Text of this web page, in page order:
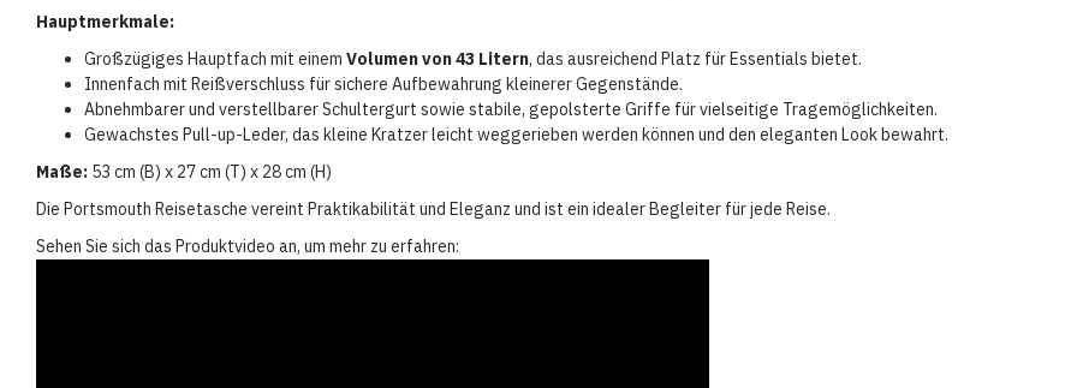
Hauptmerkmale:
Großzügiges Hauptfach mit einem Volumen von 43 Litern, das ausreichend Platz für Essentials bietet.
Innenfach mit Reißverschluss für sichere Aufbewahrung kleinerer Gegenstände.
Abnehmbarer und verstellbarer Schultergurt sowie stabile, gepolsterte Griffe für vielseitige Tragemöglichkeiten.
Gewachstes Pull-up-Leder, das kleine Kratzer leicht weggerieben werden können und den eleganten Look bewahrt.
Maße: 53 cm (B) x 27 cm (T) x 28 cm (H)
Die Portsmouth Reisetasche vereint Praktikabilität und Eleganz und ist ein idealer Begleiter für jede Reise.
Sehen Sie sich das Produktvideo an, um mehr zu erfahren: